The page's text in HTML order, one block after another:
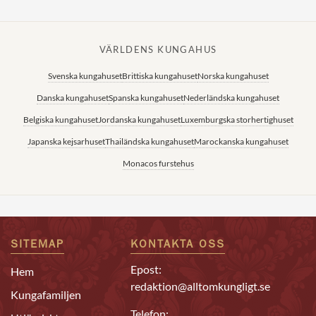
VÄRLDENS KUNGAHUS
Svenska kungahusetBrittiska kungahusetNorska kungahuset
Danska kungahusetSpanska kungahusetNederländska kungahuset
Belgiska kungahusetJordanska kungahusetLuxemburgska storhertighuset
Japanska kejsarhusetThailändska kungahusetMarockanska kungahuset
Monacos furstehus
SITEMAP
Hem
Kungafamiljen
KONTAKTA OSS
Epost:
redaktion@alltomkungligt.se